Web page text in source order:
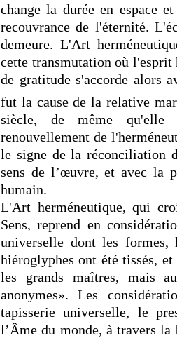
change la durée en espace
recouvrance de l'éternité.
demeure. L'Art
cette transmutation où
de gratitude s'accorde alors
fut la cause de la relative
siècle, de même qu'elle
renouvellement de
le signe de la réconciliation
sens de l’œuvre, et avec la
humain.
L'Art herméneutique, qui
Sens, reprend en
universelle dont les formes,
hiéroglyphes ont été tissés,
les grands maîtres, mais
anonymes». Les
tapisserie universelle, le
l’Âme du monde, à travers la